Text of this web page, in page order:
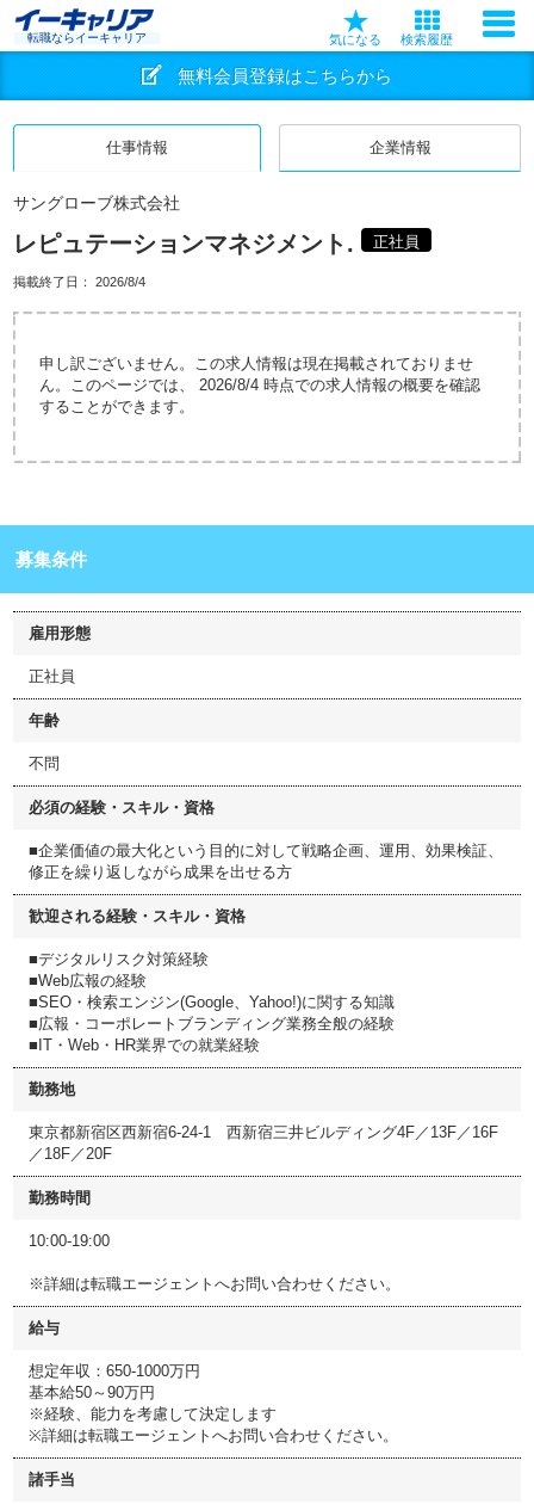
転職ならイーキャリア 気になる 検索履歴
無料会員登録はこちらから
仕事情報 企業情報
サングローブ株式会社
レピュテーションマネジメント. 正社員
掲載終了日： 2026/8/4
申し訳ございません。この求人情報は現在掲載されておりませ
ん。このページでは、 2026/8/4 時点での求人情報の概要を確認
することができます。
募集条件
雇用形態
正社員
年齢
不問
必須の経験・スキル・資格
■企業価値の最大化という目的に対して戦略企画、運用、効果検証、
修正を繰り返しながら成果を出せる方
歓迎される経験・スキル・資格
■デジタルリスク対策経験
■Web広報の経験
■SEO・検索エンジン(Google、Yahoo!)に関する知識
■広報・コーポレートブランディング業務全般の経験
■IT・Web・HR業界での就業経験
勤務地
東京都新宿区西新宿6-24-1 西新宿三井ビルディング4F／13F／16F
／18F／20F
勤務時間
10:00-19:00
※詳細は転職エージェントへお問い合わせください。
給与
想定年収：650-1000万円
基本給50～90万円
※経験、能力を考慮して決定します
※詳細は転職エージェントへお問い合わせください。
諸手当